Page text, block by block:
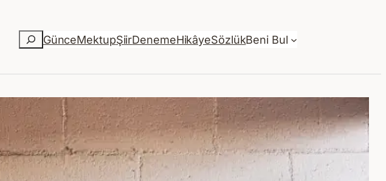
Ara GünceMektupŞiirDenemeHikâyeSözlükBeni Bul